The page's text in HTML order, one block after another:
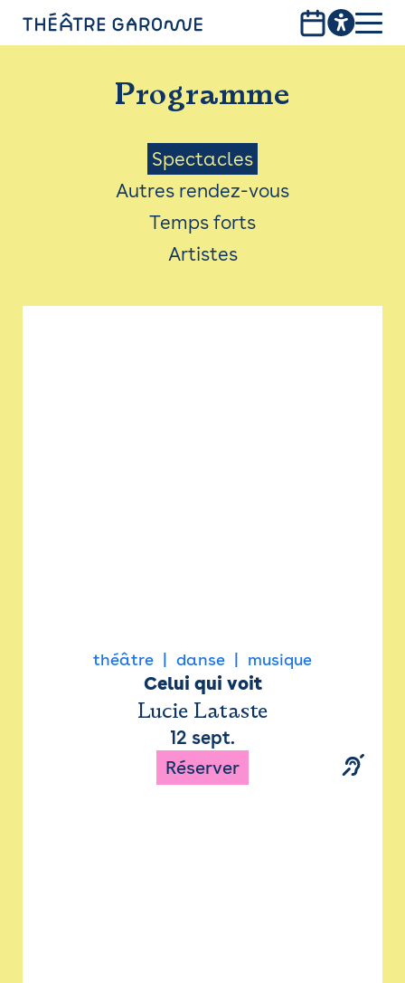
PROGRAMME
INFOS PRATIQUES
AVEC LES PUBLICS
ACCESSIBILITÉ
LES PRODUCTIONS
Programme
Menu
Saison
Spectacles
Autres rendez-vous
Temps forts
Artistes
théâtre danse musique
Celui qui voit
Lucie Lataste
12 sept.
Réserver